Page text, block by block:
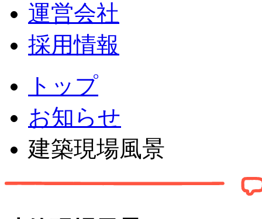
運営会社
採用情報
トップ
お知らせ
建築現場風景